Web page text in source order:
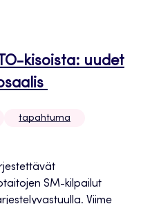
kisoista: uudet
tapahtuma
SM-kilpailut
Viime